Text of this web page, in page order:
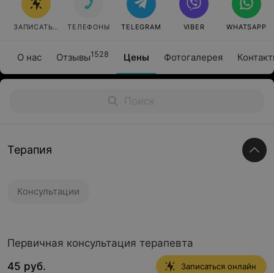
О нас Отзывы1528 Цены Фотогалерея
ЗАПИСАТЬСЯ ТЕЛЕФОНЫ TELEGRAM VIBER WHATSAPP
Терапия
Консультации
Первичная консультация терапевта
45 руб.
Записаться онлайн